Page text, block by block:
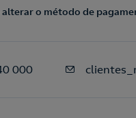
alterar o método de
000